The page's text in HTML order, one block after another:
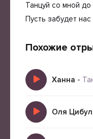
Танцуй со мной до
Пусть забудет
Похожие
Ханна -
Оля